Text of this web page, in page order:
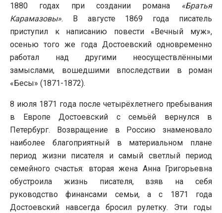
1880 годах при создании романа
«Братья
Карамазовы». В августе 1869 года писатель
приступил к написанию повести «Вечный муж»,
осенью того же года Достоевский одновременно
работал над другими неосуществлёнными
замыслами, вошедшими впоследствии в роман
«Бесы» (1871-1872).
8 июля 1871 года после четырёхлетнего пребывания
в Европе Достоевский с семьёй вернулся в
Петербург. Возвращение в Россию знаменовало
наиболее благоприятный в материальном плане
период жизни писателя и самый светлый период
семейного счастья: вторая жена Анна Григорьевна
обустроила жизнь писателя, взяв на себя
руководство финансами семьи, а с 1871 года
Достоевский навсегда бросил рулетку. Эти годы